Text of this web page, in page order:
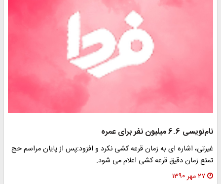
نام‌نویسی 6.6 میلیون نفر برای عمره
غیرتی، اشاره ای به زمان قرعه کشی نکرد و افزود:‌پس از پایان مراسم حج
تمتع زمان دقیق قرعه کشی اعلام می شود.
۲۷ مهر ۱۳۹۰